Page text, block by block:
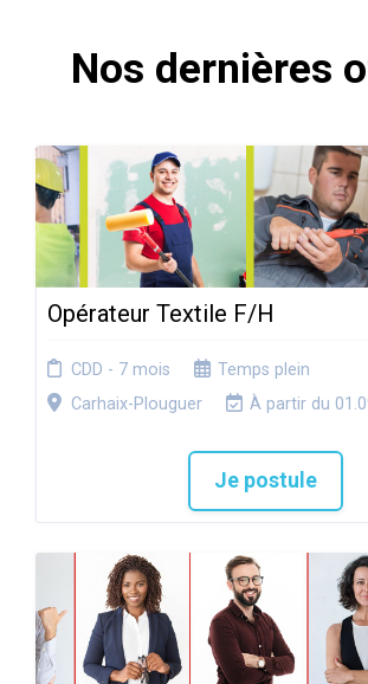
Nos dernières
Opérateur Textile F/H
CDD - 7 mois
Temps plein
Carhaix-Plouguer
À partir du
Je postule